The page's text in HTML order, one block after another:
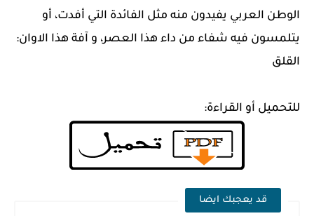
الوطن العربي يفيدون منه مثل الفائدة التي أفدت، أو
يتلمسون فيه شفاء من داء هذا العصر، و آفة هذا الاوان:
القلق
للتحميل أو القراءة:
قد يعجبك ايضا